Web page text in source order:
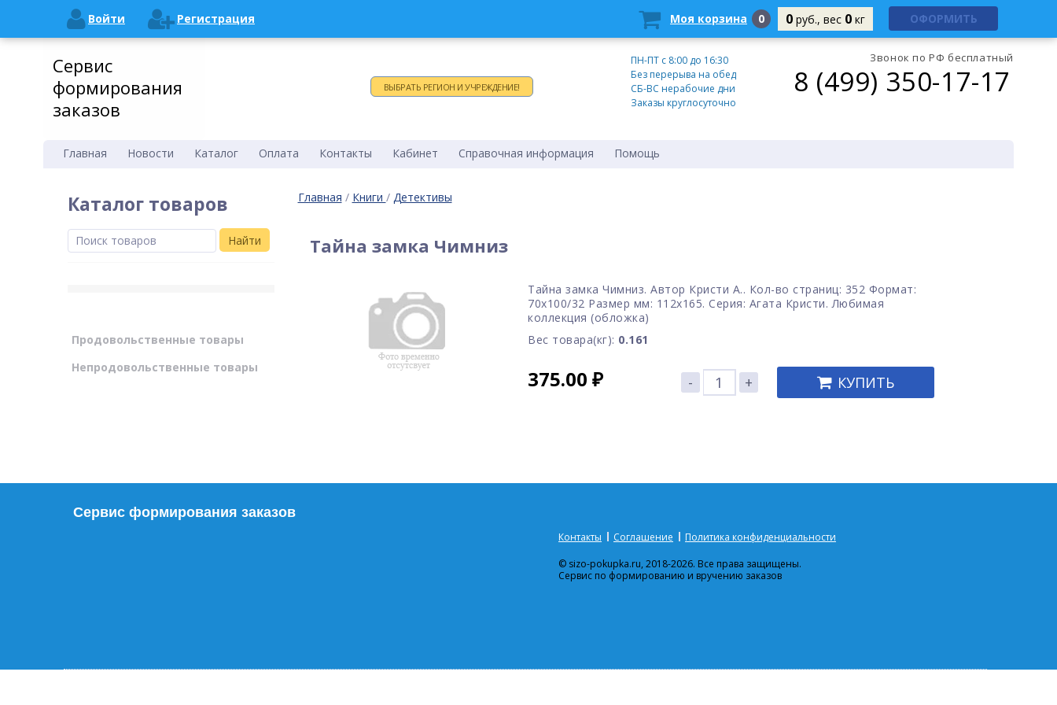
Войти Регистрация Моя корзина 0 0 руб., вес 0 кг ОФОРМИТЬ
Сервис
формирования
заказов
ВЫБРАТЬ РЕГИОН И УЧРЕЖДЕНИЕ!
Время работы:
ПН-ПТ c 8:00 до 16:30
Без перерыва на обед
СБ-ВС нерабочие дни
Заказы круглосуточно
Звонок по РФ бесплатный
8 (499) 350-17-17
Главная Новости Каталог Оплата Контакты Кабинет Справочная информация Помощь
Каталог товаров
Найти
Продовольственные товары
Непродовольственные товары
Главная / Книги / Детективы
Тайна замка Чимниз
Тайна замка Чимниз. Автор Кристи А.. Кол-во страниц: 352 Формат:
70x100/32 Размер мм: 112х165. Серия: Агата Кристи. Любимая
коллекция (обложка)
Вес товара(кг): 0.161
375.00 ₽ - + КУПИТЬ
Сервис формирования заказов
Контакты Соглашение
Политика конфиденциальности
© sizo-pokupka.ru, 2018-2026. Все права защищены.
Сервис по формированию и вручению заказов